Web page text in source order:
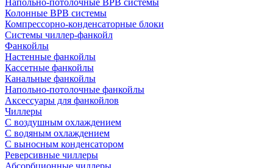
Напольно-потолочные ВРВ системы
Колонные ВРВ системы
Компрессорно-конденсаторные блоки
Системы чиллер-фанкойл
Фанкойлы
Настенные фанкойлы
Кассетные фанкойлы
Канальные фанкойлы
Напольно-потолочные фанкойлы
Аксессуары для фанкойлов
Чиллеры
С воздушным охлаждением
С водяным охлаждением
С выносным конденсатором
Реверсивные чиллеры
Абсорбционные чиллеры